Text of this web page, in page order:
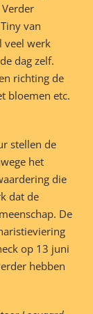
van
veel werk
dag zelf.
richting de
bloemen etc.
stellen de
het
die
dat de
De
op 13 juni
hebben